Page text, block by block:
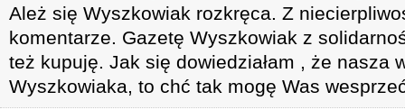
Ależ się Wyszkowiak rozkręca. Z
komentarze. Gazetę Wyszkowiak z
też kupuję. Jak się dowiedziałam , że nasza
Wyszkowiaka, to chć tak mogę Was